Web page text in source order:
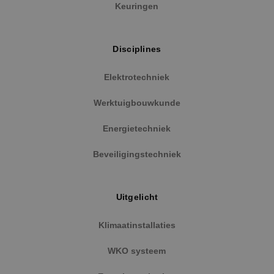
Keuringen
Disciplines
Elektrotechniek
Werktuigbouwkunde
Energietechniek
Beveiligingstechniek
Uitgelicht
Klimaatinstallaties
WKO systeem